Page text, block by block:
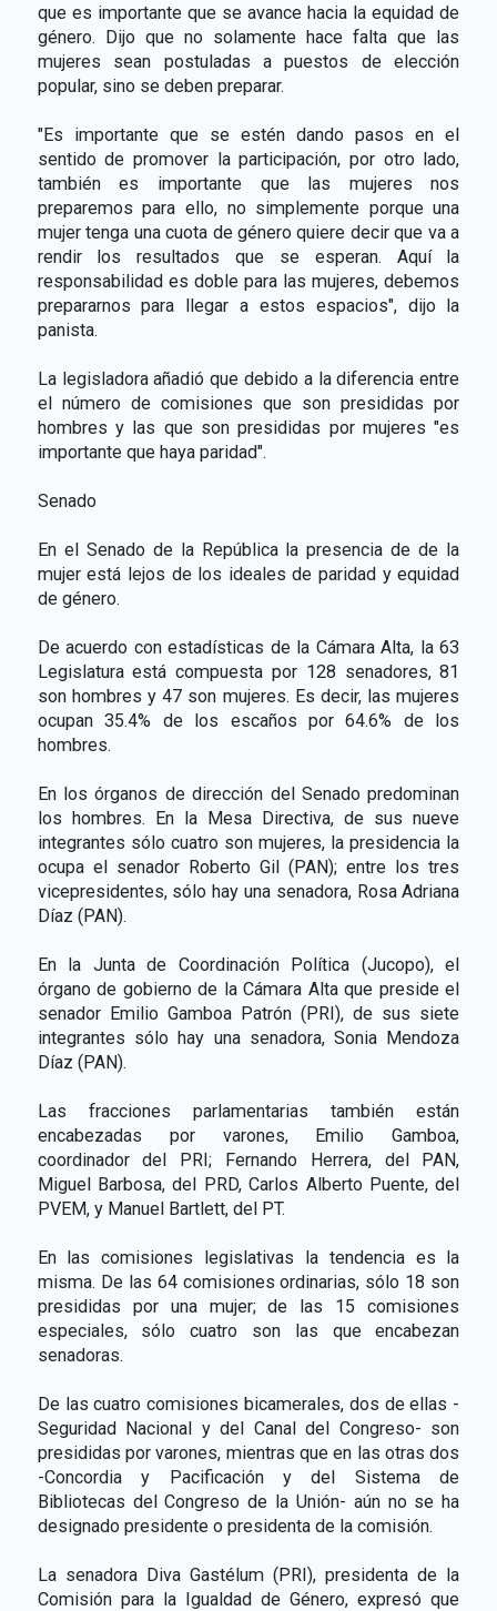
que es importante que se avance hacia la equidad de
género. Dijo que no solamente hace falta que las
mujeres sean postuladas a puestos de elección
popular, sino se deben preparar.
"Es importante que se estén dando pasos en el
sentido de promover la participación, por otro lado,
también es importante que las mujeres nos
preparemos para ello, no simplemente porque una
mujer tenga una cuota de género quiere decir que va a
rendir los resultados que se esperan. Aquí la
responsabilidad es doble para las mujeres, debemos
prepararnos para llegar a estos espacios", dijo la
panista.
La legisladora añadió que debido a la diferencia entre
el número de comisiones que son presididas por
hombres y las que son presididas por mujeres "es
importante que haya paridad".
Senado
En el Senado de la República la presencia de de la
mujer está lejos de los ideales de paridad y equidad
de género.
De acuerdo con estadísticas de la Cámara Alta, la 63
Legislatura está compuesta por 128 senadores, 81
son hombres y 47 son mujeres. Es decir, las mujeres
ocupan 35.4% de los escaños por 64.6% de los
hombres.
En los órganos de dirección del Senado predominan
los hombres. En la Mesa Directiva, de sus nueve
integrantes sólo cuatro son mujeres, la presidencia la
ocupa el senador Roberto Gil (PAN); entre los tres
vicepresidentes, sólo hay una senadora, Rosa Adriana
Díaz (PAN).
En la Junta de Coordinación Política (Jucopo), el
órgano de gobierno de la Cámara Alta que preside el
senador Emilio Gamboa Patrón (PRI), de sus siete
integrantes sólo hay una senadora, Sonia Mendoza
Díaz (PAN).
Las fracciones parlamentarias también están
encabezadas por varones, Emilio Gamboa,
coordinador del PRI; Fernando Herrera, del PAN,
Miguel Barbosa, del PRD, Carlos Alberto Puente, del
PVEM, y Manuel Bartlett, del PT.
En las comisiones legislativas la tendencia es la
misma. De las 64 comisiones ordinarias, sólo 18 son
presididas por una mujer; de las 15 comisiones
especiales, sólo cuatro son las que encabezan
senadoras.
De las cuatro comisiones bicamerales, dos de ellas -
Seguridad Nacional y del Canal del Congreso- son
presididas por varones, mientras que en las otras dos
-Concordia y Pacificación y del Sistema de
Bibliotecas del Congreso de la Unión- aún no se ha
designado presidente o presidenta de la comisión.
La senadora Diva Gastélum (PRI), presidenta de la
Comisión para la Igualdad de Género, expresó que